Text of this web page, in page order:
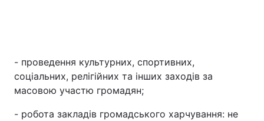
- проведення культурних, спортивних,
соціальних, релігійних та інших заходів за
масовою участю громадян;
- робота закладів громадського харчування: не